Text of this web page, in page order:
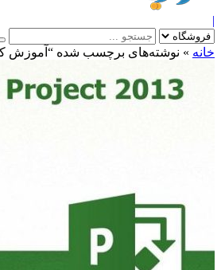
»نوشته‌های برچسب شده “آموزش کامل MSP”